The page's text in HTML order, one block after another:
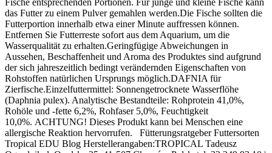
Fische entsprechenden Portionen. Für junge und kleine Fische kann
das Futter zu einem Pulver gemahlen werden.Die Fische sollten die
Futterportion innerhalb etwa einer Minute auffressen können.
Entfernen Sie Futterreste sofort aus dem Aquarium, um die
Wasserqualität zu erhalten.Geringfügige Abweichungen in
Aussehen, Beschaffenheit und Aroma des Produktes sind aufgrund
der sich jahreszeitlich bedingt verändernden Eigenschaften von
Rohstoffen natürlichen Ursprungs möglich.DAFNIA für
Zierfische.Einzelfuttermittel: Sonnengetrocknete Wasserflöhe
(Daphnia pulex). Analytische Bestandteile: Rohprotein 41,0%,
Rohöle und -fette 6,2%, Rohfaser 5,0%, Feuchtigkeit
10,0%. ACHTUNG! Dieses Produkt kann bei Menschen eine
allergische Reaktion hervorrufen. Fütterungsratgeber Futtersorten
Tropical EDU Blog Herstellerangaben:TROPICAL Tadeusz